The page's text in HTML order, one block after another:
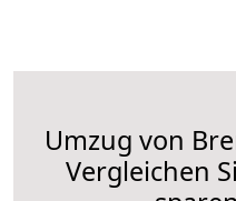
Umzug von
Vergleichen